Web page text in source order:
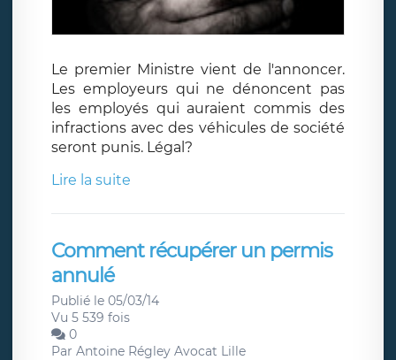
Le premier Ministre vient de l'annoncer.
Les employeurs qui ne dénoncent pas
les employés qui auraient commis des
infractions avec des véhicules de société
seront punis. Légal?
Lire la suite
Comment récupérer un permis
annulé
Publié le 05/03/14
Vu 5 539 fois
0
Par Antoine Régley Avocat Lille